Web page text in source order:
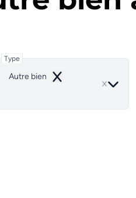
Type
Autre bien
Remove